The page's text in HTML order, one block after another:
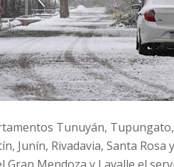
Tunuyán,
Junín, Rivadavia, Santa Rosa